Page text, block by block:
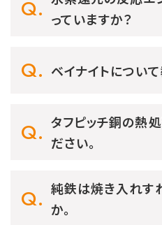
っていますか？
ベイナイトについて
タフピッチ銅の熱
ださい。
純鉄は焼き入れす
か。